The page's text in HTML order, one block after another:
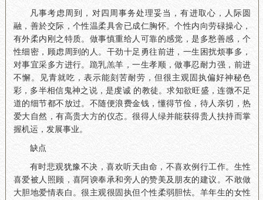
凡事考虑周到，对四周事务处理妥当，有进取心，人际圆
融，善於交际，个性温柔具舍已成仁胸怀。个性内向劳碌操心，
有外柔内刚之特质。做事慎重给人可靠的感觉，是多愁善感，个
性细密，顾虑周到的人。干劲十足勇往前进，一生困扰烦事多，
对事宜采多方进行。跪乳羔羊，一生孝顺，做事忍耐力强，前进
不懈。见青就吃，表示能刻苦耐劳，但很主观固执偏好神秘色
彩，多半相信鬼神之说，是虔诚 的教徒。求知欲旺盛，连微不足
道的细节都不放过。不随便浪费金钱，懂得节俭，待人亲切，热
爱大自然，有高贵大方的仪态。很得人绿并能获得贵人扶持而掌
握机运，发展事业。
缺点
有时悲观犹豫不决，喜欢听天由命，不喜欢例行工作。生性
喜爱被人照顾，喜阿谀奉承和旁人的赞美及朋友的建议。不敢做
大胆地爱情表白。很主观很固执但个性柔弱胆怯。羊年生的女性